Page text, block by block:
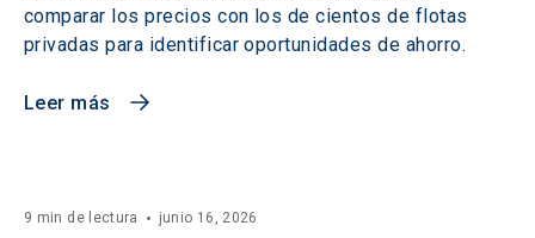
comparar los precios con los de cientos de flotas
privadas para identificar oportunidades de ahorro.
Leer más
9 min de lectura junio 16, 2026